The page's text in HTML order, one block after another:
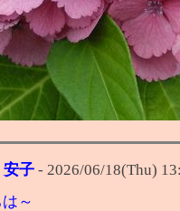
安子 - 2026/06/18(Thu)
～